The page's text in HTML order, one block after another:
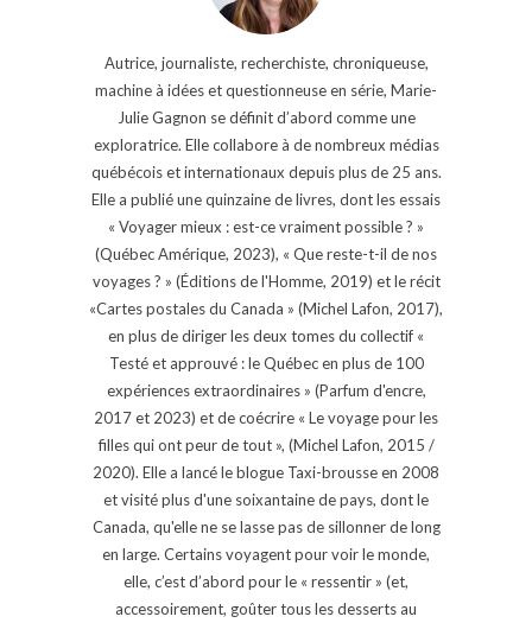
Autrice, journaliste, recherchiste, chroniqueuse,
machine à idées et questionneuse en série, Marie-
Julie Gagnon se définit d’abord comme une
exploratrice. Elle collabore à de nombreux médias
québécois et internationaux depuis plus de 25 ans.
Elle a publié une quinzaine de livres, dont les essais
« Voyager mieux : est-ce vraiment possible ? »
(Québec Amérique, 2023), « Que reste-t-il de nos
voyages ? » (Éditions de l'Homme, 2019) et le récit
«Cartes postales du Canada » (Michel Lafon, 2017),
en plus de diriger les deux tomes du collectif «
Testé et approuvé : le Québec en plus de 100
expériences extraordinaires » (Parfum d'encre,
2017 et 2023) et de coécrire « Le voyage pour les
filles qui ont peur de tout », (Michel Lafon, 2015 /
2020). Elle a lancé le blogue Taxi-brousse en 2008
et visité plus d'une soixantaine de pays, dont le
Canada, qu'elle ne se lasse pas de sillonner de long
en large. Certains voyagent pour voir le monde,
elle, c’est d’abord pour le « ressentir » (et,
accessoirement, goûter tous les desserts au